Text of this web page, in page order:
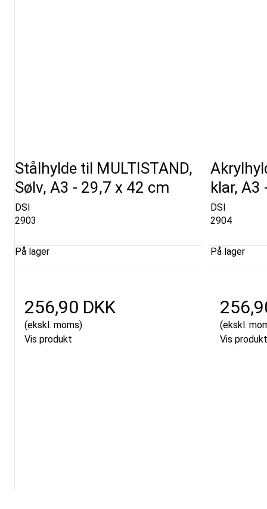
Stålhylde til MULTISTAND,
Sølv, A3 - 29,7 x 42 cm
DSI
2903
På lager
256,90 DKK
(ekskl. moms)
Vis produkt
klar, A3
DSI
2904
På lager
(ekskl.
Vis produkt